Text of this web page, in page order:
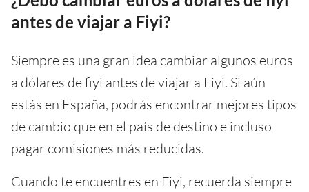
antes de viajar a Fiyi?
Siempre es una gran idea cambiar algunos euros
a dólares de fiyi antes de viajar a Fiyi. Si aún
estás en España, podrás encontrar mejores tipos
de cambio que en el país de destino e incluso
pagar comisiones más reducidas.
Cuando te encuentres en Fiyi, recuerda siempre